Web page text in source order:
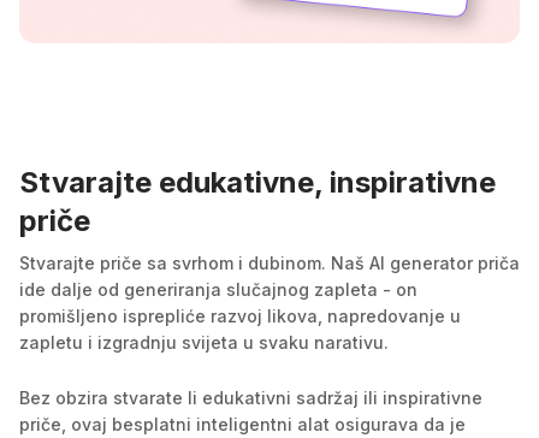
Stvarajte edukativne, inspirativne
priče
Stvarajte priče sa svrhom i dubinom. Naš AI generator priča
ide dalje od generiranja slučajnog zapleta - on
promišljeno isprepliće razvoj likova, napredovanje u
zapletu i izgradnju svijeta u svaku narativu.
Bez obzira stvarate li edukativni sadržaj ili inspirativne
priče, ovaj besplatni inteligentni alat osigurava da je